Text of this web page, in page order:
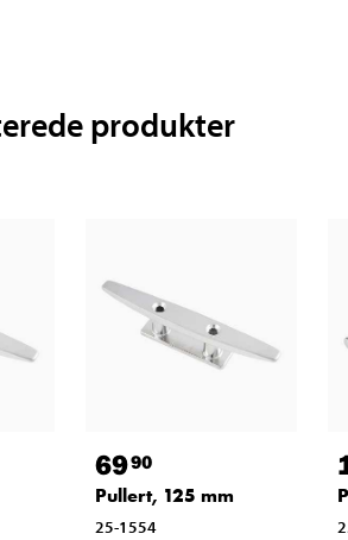
produkter
6990
Pullert, 125 mm
25-1554